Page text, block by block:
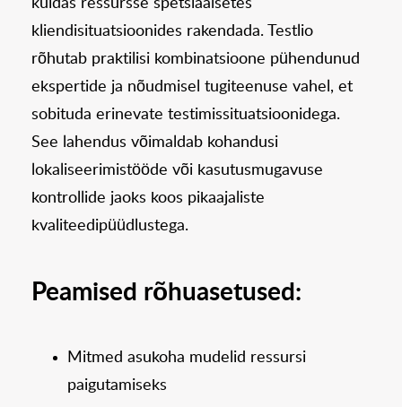
kuidas ressursse spetsiaalsetes
kliendisituatsioonides rakendada. Testlio
rõhutab praktilisi kombinatsioone pühendunud
ekspertide ja nõudmisel tugiteenuse vahel, et
sobituda erinevate testimissituatsioonidega.
See lahendus võimaldab kohandusi
lokaliseerimistööde või kasutusmugavuse
kontrollide jaoks koos pikaajaliste
kvaliteedipüüdlustega.
Peamised rõhuasetused:
Mitmed asukoha mudelid ressursi
paigutamiseks